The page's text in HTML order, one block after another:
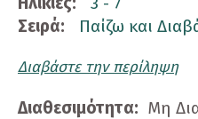
Σειρά:
Παίζω και
Διαβάστε την περίληψη
Διαθεσιμότητα: Μη